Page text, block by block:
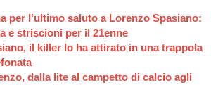
per l’ultimo saluto a Lorenzo Spasiano:
e striscioni per il 21enne
il killer lo ha attirato in una trappola
dalla lite al campetto di calcio agli